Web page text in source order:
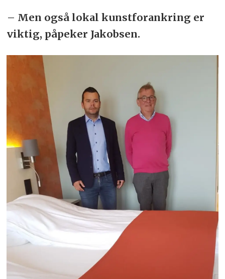
– Men også lokal kunstforankring er
viktig, påpeker Jakobsen.